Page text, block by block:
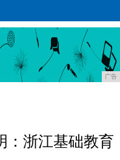
广告
：浙江基础教育